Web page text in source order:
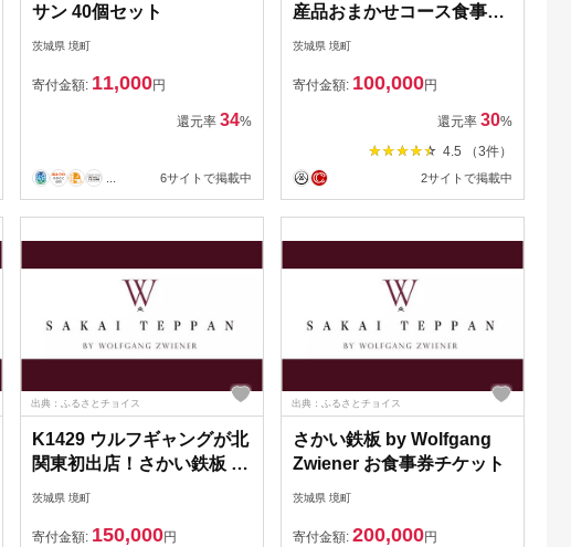
サン 40個セット
茨城県 境町
寄付金額: 11,000円
還元率 34%
6サイトで掲載中
産品おまかせコース食事券
（30,000円相当） 銀座店・
茨城県 境町
寄付金額: 100,000円
還元率 30%
4.5 （3件）
2サイトで掲載中
出典：ふるさとチョイス
K1429 ウルフギャングが北
関東初出店！さかい鉄板 by
ウルフギャング・ズウィナ
当）
茨城県 境町
寄付金額: 150,000円
出典：ふるさとチョイス
さかい鉄板 by Wolfgang
Zwiener お食事券チケット
茨城県 境町
寄付金額: 200,000円